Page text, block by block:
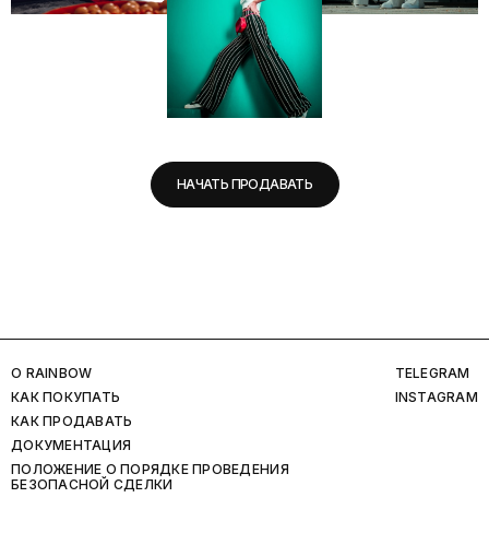
НАЧАТЬ ПРОДАВАТЬ
O RAINBOW
КАК ПОКУПАТЬ
КАК ПРОДАВАТЬ
ДОКУМЕНТАЦИЯ
ПОЛОЖЕНИЕ О ПОРЯДКЕ ПРОВЕДЕНИЯ
БЕЗОПАСНОЙ СДЕЛКИ
TELEGRAM
INSTAGRAM